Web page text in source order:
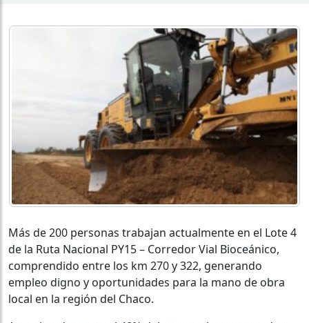
Más de 200 personas trabajan actualmente en el Lote 4
de la Ruta Nacional PY15 – Corredor Vial Bioceánico,
comprendido entre los km 270 y 322, generando
empleo digno y oportunidades para la mano de obra
local en la región del Chaco.